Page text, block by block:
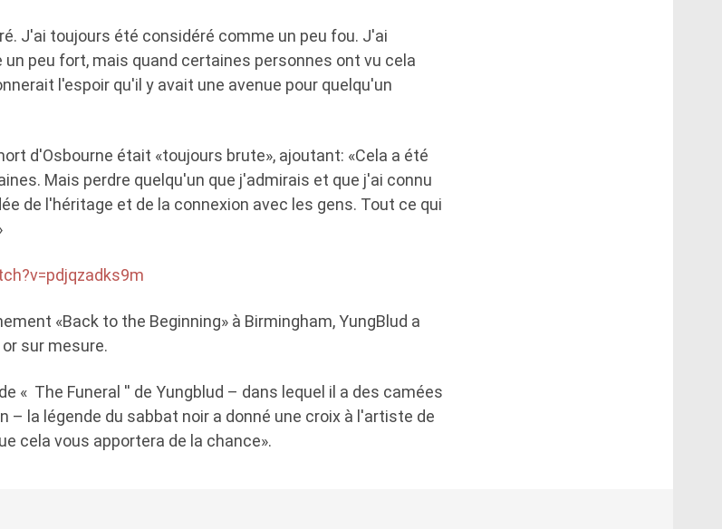
J'ai toujours été considéré comme un peu fou. J'ai
peu fort, mais quand certaines personnes ont vu cela
l'espoir qu'il y avait une avenue pour quelqu'un
d'Osbourne était «toujours brute», ajoutant: «Cela a été
Mais perdre quelqu'un que j'admirais et que j'ai connu
de l'héritage et de la connexion avec les gens. Tout ce qui
«Back to the Beginning» à Birmingham, YungBlud a
sur mesure.
« The Funeral '' de Yungblud – dans lequel il a des camées
– la légende du sabbat noir a donné une croix à l'artiste de
cela vous apportera de la chance».